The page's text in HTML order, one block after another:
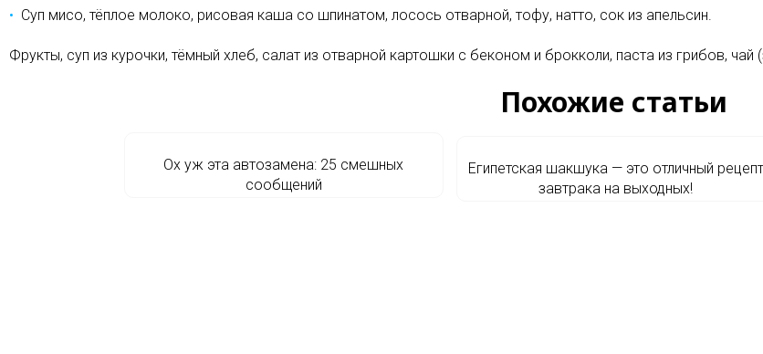
Суп мисо, тёплое молоко, рисовая каша со шпинатом, лосось отварной, тофу, натто, сок из апельсин.
Фрукты, суп из курочки, тёмный хлеб, салат из отварной картошки с беконом и брокколи, паста из грибов, чай
Похожие статьи
Ох уж эта автозамена: 25 смешных
сообщений
Египетская шакшука — это отличный рецепт
завтрака на выходных!